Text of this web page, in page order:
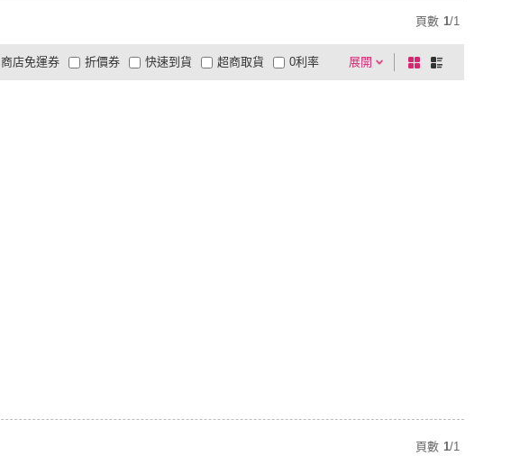
頁數 1/1
展開
折價券
有影片
商品有量 電視購物
快速到貨 超商取貨
大家電快配
商店免運券 0利率
棋
盤
列
頁數 1/1